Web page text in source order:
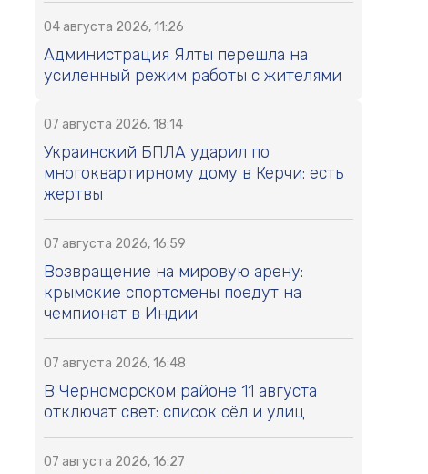
04 августа 2026, 11:26
Администрация Ялты перешла на
усиленный режим работы с жителями
07 августа 2026, 18:14
Украинский БПЛА ударил по
многоквартирному дому в Керчи: есть
жертвы
07 августа 2026, 16:59
Возвращение на мировую арену:
крымские спортсмены поедут на
чемпионат в Индии
07 августа 2026, 16:48
В Черноморском районе 11 августа
отключат свет: список сёл и улиц
07 августа 2026, 16:27